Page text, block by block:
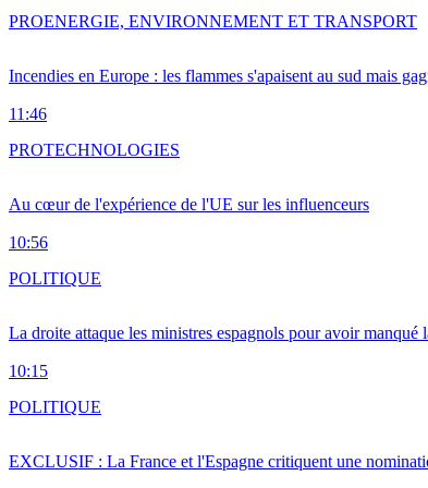
Incendies en Europe : les flammes s'apaisent au sud mais
11:46
PROENERGIE, ENVIRONNEMENT ET TRANSPORT
Au cœur de l'expérience de l'UE sur les influenceurs
10:56
PROTECHNOLOGIES
La droite attaque les ministres espagnols pour avoir
10:15
POLITIQUE
EXCLUSIF : La France et l'Espagne critiquent une
POLITIQUE